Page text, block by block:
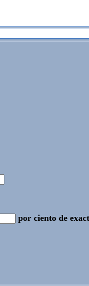
por ciento de